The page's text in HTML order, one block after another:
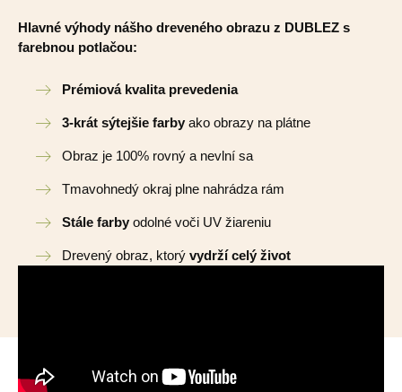
Hlavné výhody nášho dreveného obrazu z DUBLEZ s
farebnou potlačou:
Prémiová kvalita prevedenia
3-krát sýtejšie farby ako obrazy na plátne
Obraz je 100% rovný a nevlní sa
Tmavohnedý okraj plne nahrádza rám
Stále farby odolné voči UV žiareniu
Drevený obraz, ktorý vydrží celý život